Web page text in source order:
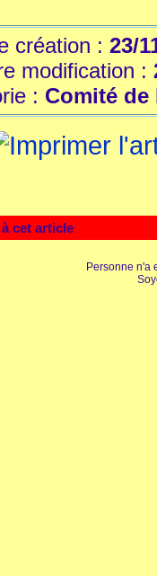
création : 23/
modification :
: Comité de
cet article
Personne n'a